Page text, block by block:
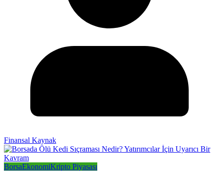
Finansal Kaynak
BorsaEkonomiKripto Piyasası